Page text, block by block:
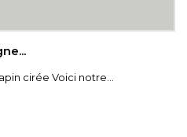
cirée Voici notre...